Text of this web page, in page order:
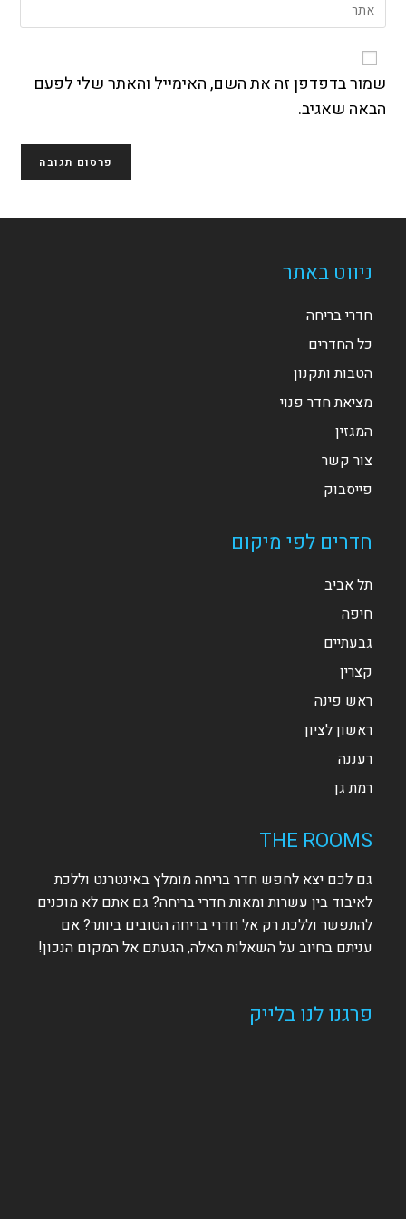
משתמש
כדי
להגיב
דואר
האלקטרוני
כדי
להגיב
את
אתר
האינטרנט
(אופציונלי)
שמור בדפדפן זה את השם, האימייל והאתר שלי לפעם
הבאה שאגיב.
ניווט באתר
חדרי בריחה
כל החדרים
הטבות ותקנון
מציאת חדר פנוי
המגזין
צור קשר
פייסבוק
חדרים לפי מיקום
תל אביב
חיפה
גבעתיים
קצרין
ראש פינה
ראשון לציון
רעננה
רמת גן
THE ROOMS
גם לכם יצא לחפש חדר בריחה מומלץ באינטרנט וללכת
לאיבוד בין עשרות ומאות חדרי בריחה? גם אתם לא מוכנים
להתפשר וללכת רק אל חדרי בריחה הטובים ביותר? אם
עניתם בחיוב על השאלות האלה, הגעתם אל המקום הנכון!
פרגנו לנו בלייק